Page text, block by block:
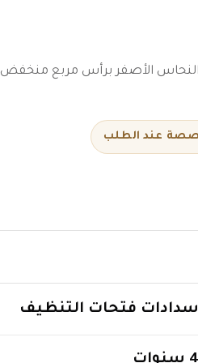
عند الطلب
سدادات فتحات التنظيف
4 سنوات